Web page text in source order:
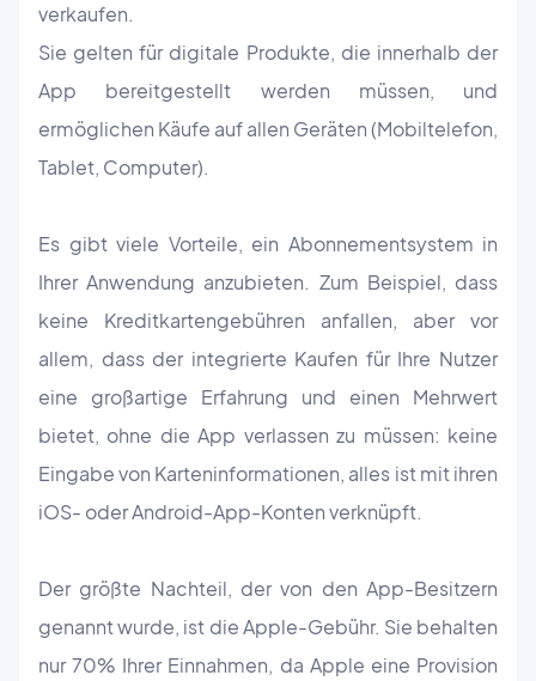
verkaufen.
Sie gelten für digitale Produkte, die innerhalb der
App bereitgestellt werden müssen, und
ermöglichen Käufe auf allen Geräten (Mobiltelefon,
Tablet, Computer).
Es gibt viele Vorteile, ein Abonnementsystem in
Ihrer Anwendung anzubieten. Zum Beispiel, dass
keine Kreditkartengebühren anfallen, aber vor
allem, dass der integrierte Kaufen für Ihre Nutzer
eine großartige Erfahrung und einen Mehrwert
bietet, ohne die App verlassen zu müssen: keine
Eingabe von Karteninformationen, alles ist mit ihren
iOS- oder Android-App-Konten verknüpft.
Der größte Nachteil, der von den App-Besitzern
genannt wurde, ist die Apple-Gebühr. Sie behalten
nur 70% Ihrer Einnahmen, da Apple eine Provision